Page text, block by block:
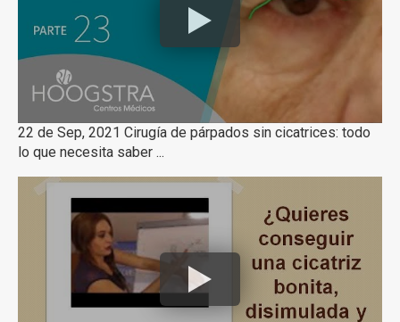
22 de Sep, 2021 Cirugía de párpados sin cicatrices: todo
lo que necesita saber ...